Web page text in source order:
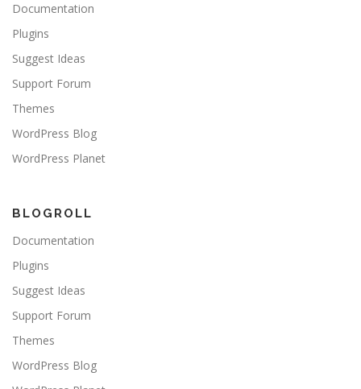
Documentation
Plugins
Suggest Ideas
Support Forum
Themes
WordPress Blog
WordPress Planet
BLOGROLL
Documentation
Plugins
Suggest Ideas
Support Forum
Themes
WordPress Blog